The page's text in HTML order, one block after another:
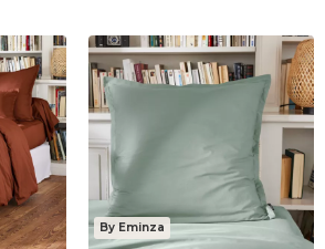
By Eminza